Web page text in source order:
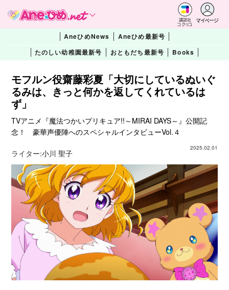
講談社
コクリコ
マイページ
AneひめNews
Aneひめ最新号
たのしい幼稚園最新号
おともだち最新号 Books
モフルン役齋藤彩夏「大切にしているぬいぐ
るみは、きっと何かを返してくれているは
ず」
TVアニメ『魔法つかいプリキュア!!～MIRAI DAYS～』公開記
念！ 豪華声優陣へのスペシャルインタビューVol.４
2025.02.01
ライター:小川 聖子